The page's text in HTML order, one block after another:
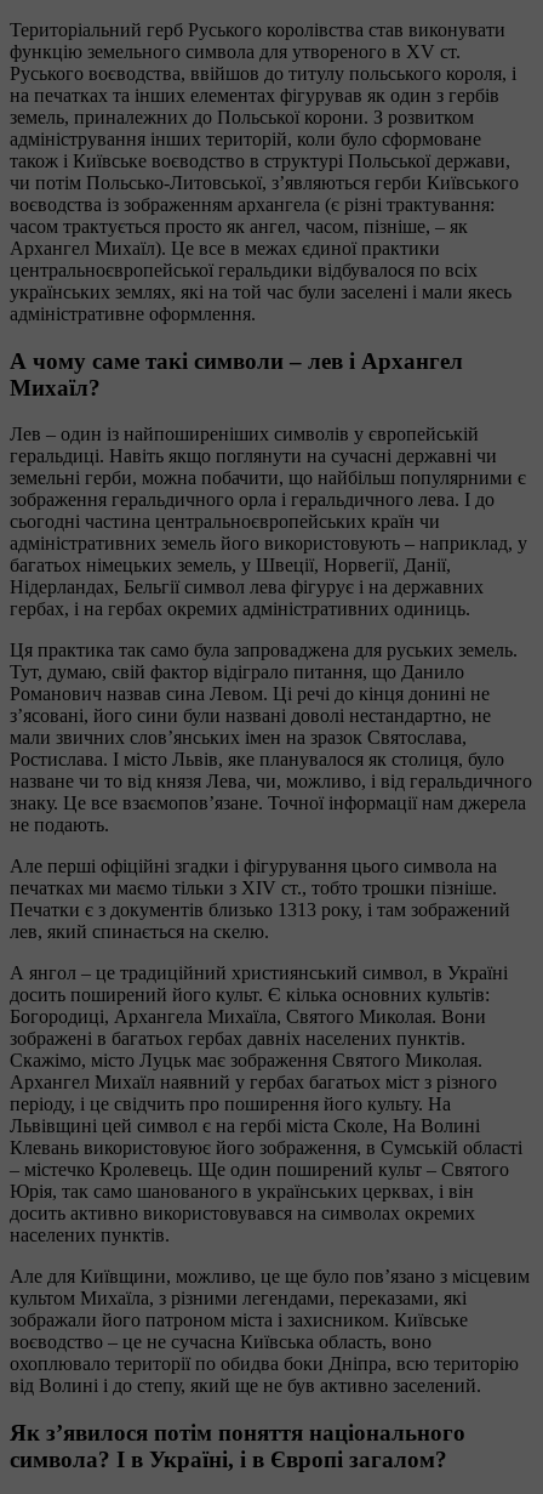
Територіальний герб Руського королівства став виконувати
функцію земельного символа для утвореного в XV ст.
Руського воєводства, ввійшов до титулу польського короля, і
на печатках та інших елементах фігурував як один з гербів
земель, приналежних до Польської корони. З розвитком
адміністрування інших територій, коли було сформоване
також і Київське воєводство в структурі Польської держави,
чи потім Польсько-Литовської, з’являються герби Київського
воєводства із зображенням архангела (є різні трактування:
часом трактується просто як ангел, часом, пізніше, – як
Архангел Михаїл). Це все в межах єдиної практики
центральноєвропейської геральдики відбувалося по всіх
українських землях, які на той час були заселені і мали якесь
адміністративне оформлення.
А чому саме такі символи – лев і Архангел
Михаїл?
Лев – один із найпоширеніших символів у європейській
геральдиці. Навіть якщо поглянути на сучасні державні чи
земельні герби, можна побачити, що найбільш популярними є
зображення геральдичного орла і геральдичного лева. І до
сьогодні частина центральноєвропейських країн чи
адміністративних земель його використовують – наприклад, у
багатьох німецьких земель, у Швеції, Норвегії, Данії,
Нідерландах, Бельгії символ лева фігурує і на державних
гербах, і на гербах окремих адміністративних одиниць.
Ця практика так само була запроваджена для руських земель.
Тут, думаю, свій фактор відіграло питання, що Данило
Романович назвав сина Левом. Ці речі до кінця донині не
з’ясовані, його сини були названі доволі нестандартно, не
мали звичних слов’янських імен на зразок Святослава,
Ростислава. І місто Львів, яке планувалося як столиця, було
назване чи то від князя Лева, чи, можливо, і від геральдичного
знаку. Це все взаємопов’язане. Точної інформації нам джерела
не подають.
Але перші офіційні згадки і фігурування цього символа на
печатках ми маємо тільки з XIV ст., тобто трошки пізніше.
Печатки є з документів близько 1313 року, і там зображений
лев, який спинається на скелю.
А янгол – це традиційний християнський символ, в Україні
досить поширений його культ. Є кілька основних культів:
Богородиці, Архангела Михаїла, Святого Миколая. Вони
зображені в багатьох гербах давніх населених пунктів.
Скажімо, місто Луцьк має зображення Святого Миколая.
Архангел Михаїл наявний у гербах багатьох міст з різного
періоду, і це свідчить про поширення його культу. На
Львівщині цей символ є на гербі міста Сколе, На Волині
Клевань використовуює його зображення, в Сумській області
– містечко Кролевець. Ще один поширений культ – Святого
Юрія, так само шанованого в українських церквах, і він
досить активно використовувався на символах окремих
населених пунктів.
Але для Київщини, можливо, це ще було пов’язано з місцевим
культом Михаїла, з різними легендами, переказами, які
зображали його патроном міста і захисником. Київське
воєводство – це не сучасна Київська область, воно
охоплювало території по обидва боки Дніпра, всю територію
від Волині і до степу, який ще не був активно заселений.
Як з’явилося потім поняття національного
символа? І в Україні, і в Європі загалом?